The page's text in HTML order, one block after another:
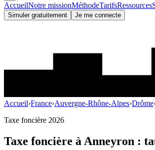
AccueilNotre missionMéthodeTarifsRessources
Simuler gratuitement Je me connecte
Accueil›France›Auvergne-Rhône-Alpes›Drôme
Taxe foncière 2026
Taxe foncière à Anneyron :